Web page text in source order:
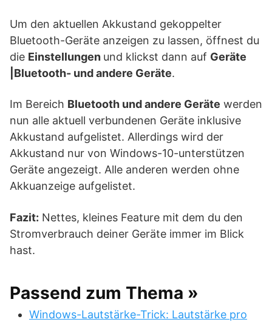
Um den aktuellen Akkustand gekoppelter
Bluetooth-Geräte anzeigen zu lassen, öffnest du
die Einstellungen und klickst dann auf Geräte
|Bluetooth- und andere Geräte.
Im Bereich Bluetooth und andere Geräte werden
nun alle aktuell verbundenen Geräte inklusive
Akkustand aufgelistet. Allerdings wird der
Akkustand nur von Windows-10-unterstützen
Geräte angezeigt. Alle anderen werden ohne
Akkuanzeige aufgelistet.
Fazit: Nettes, kleines Feature mit dem du den
Stromverbrauch deiner Geräte immer im Blick
hast.
Passend zum Thema »
Windows-Lautstärke-Trick: Lautstärke pro